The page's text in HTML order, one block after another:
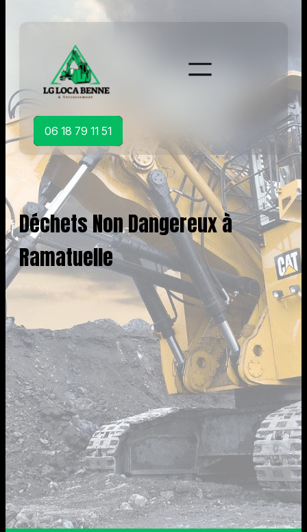
06 18 79 11 51
Déchets Non Dangereux à
Ramatuelle